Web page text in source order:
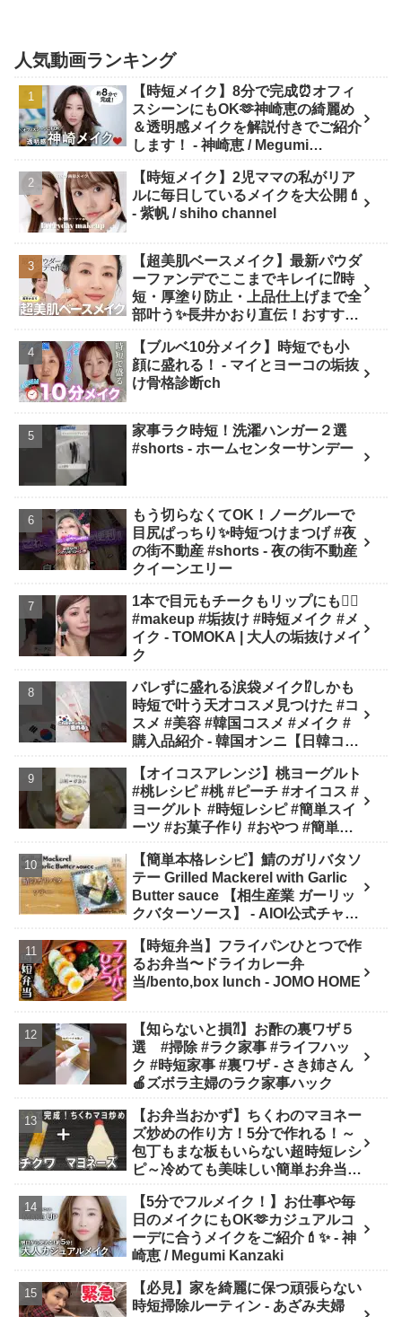
人気動画ランキング
【時短メイク】8分で完成⏰オフィ
スシーンにもOK🫶神崎恵の綺麗め
＆透明感メイクを解説付きでご紹介
します！ - 神崎恵 / Megumi
【時短メイク】2児ママの私がリア
ルに毎日しているメイクを大公開💄
- 紫帆 / shiho channel
【超美肌ベースメイク】最新パウダ
ーファンデでここまでキレイに⁉️時
短・厚塗り防止・上品仕上げまで全
部叶う✨長井かおり直伝！おすすめ
方”を徹底解説💡 - 長井かおり | おし
ゃべりメイクBOX
【ブルベ10分メイク】時短でも小
顔に盛れる！ - マイとヨーコの垢抜
け骨格診断ch
家事ラク時短！洗濯ハンガー２選
#shorts - ホームセンターサンデー
もう切らなくてOK！ノーグルーで
目尻ぱっちり✨時短つけまつげ #夜
の街不動産 #shorts - 夜の街不動産
クイーンエリー
1本で目元もチークもリップにも❤️‍🔥
#makeup #垢抜け #時短メイク #メ
イク - TOMOKA | 大人の垢抜けメイ
ク
バレずに盛れる涙袋メイク⁉︎しかも
時短で叶う天才コスメ見つけた #コ
スメ #美容 #韓国コスメ #メイク #
購入品紹介 - 韓国オンニ【日韓コス
【オイコスアレンジ】桃ヨーグルト
#桃レシピ #桃 #ピーチ #オイコス #
ヨーグルト #時短レシピ #簡単スイ
ーツ #お菓子作り #おやつ #簡単レ
cooking(BOTTA SWEETS)
【簡単本格レシピ】鯖のガリバタソ
テー Grilled Mackerel with Garlic
Butter sauce 【相生産業 ガーリッ
クバターソース】 - AIOI公式チャン
【時短弁当】フライパンひとつで作
るお弁当〜ドライカレー弁
当/bento,box lunch - JOMO HOME
【知らないと損⁈】お酢の裏ワザ５
選 #掃除 #ラク家事 #ライフハッ
ク #時短家事 #裏ワザ - さき姉さん
🍎ズボラ主婦のラク家事ハック
【お弁当おかず】ちくわのマヨネー
ズ炒めの作り方！5分で作れる！～
包丁もまな板もいらない超時短レシ
ピ～冷めても美味しい簡単お弁当お
ちくわレシピ【bento】 - あさごは
んチャンネル
【5分でフルメイク！】お仕事や毎
日のメイクにもOK🫶カジュアルコ
ーデに合うメイクをご紹介💄✨ - 神
崎恵 / Megumi Kanzaki
【必見】家を綺麗に保つ頑張らない
時短掃除ルーティン - あざみ夫婦